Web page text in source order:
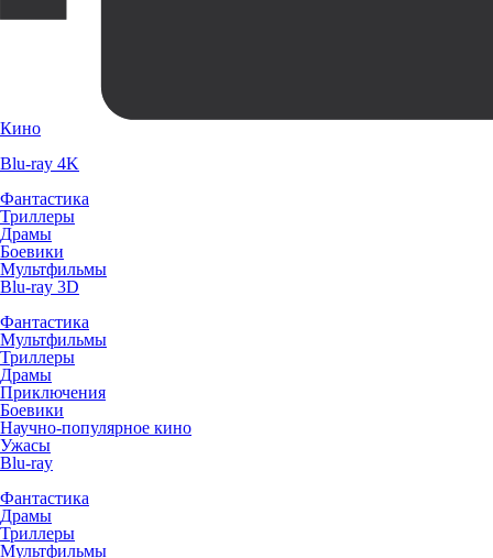
Кино
Blu-ray 4K
Фантастика
Триллеры
Драмы
Боевики
Мультфильмы
Blu-ray 3D
Фантастика
Мультфильмы
Триллеры
Драмы
Приключения
Боевики
Научно-популярное кино
Ужасы
Blu-ray
Фантастика
Драмы
Триллеры
Мультфильмы